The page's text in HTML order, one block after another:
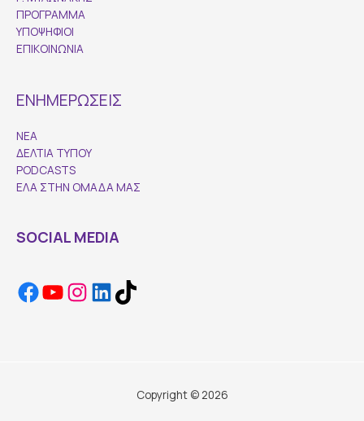
ΠΡΟΓΡΑΜΜΑ
ΥΠΟΨΗΦΙΟΙ
ΕΠΙΚΟΙΝΩΝΙΑ
ΕΝΗΜΕΡΩΣΕΙΣ
ΝΕΑ
ΔΕΛΤΙΑ ΤΥΠΟΥ
PODCASTS
ΕΛΑ ΣΤΗΝ ΟΜΑΔΑ ΜΑΣ
SOCIAL MEDIA
Facebook
YouTube
Instagram
LinkedIn
TikTok
Copyright © 2026